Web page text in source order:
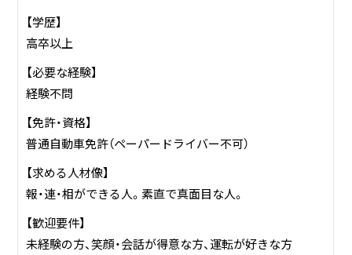
イベントへの参加や催事などの出店など形にこだわらず、お
客様のニーズにあった販売をおこなっております。
商品開発に関しては、国内だけでなく海外の生産拠点への訪
問や検品作業など、輸出入もおこなっておりますので、国内
【学歴】
高卒以上
【必要な経験】
経験不問
【免許・資格】
普通自動車免許（ペーパードライバー不可）
【求める人材像】
報・連・相ができる人。素直で真面目な人。
【歓迎要件】
未経験の方、笑顔・会話が得意な方、運転が好きな方